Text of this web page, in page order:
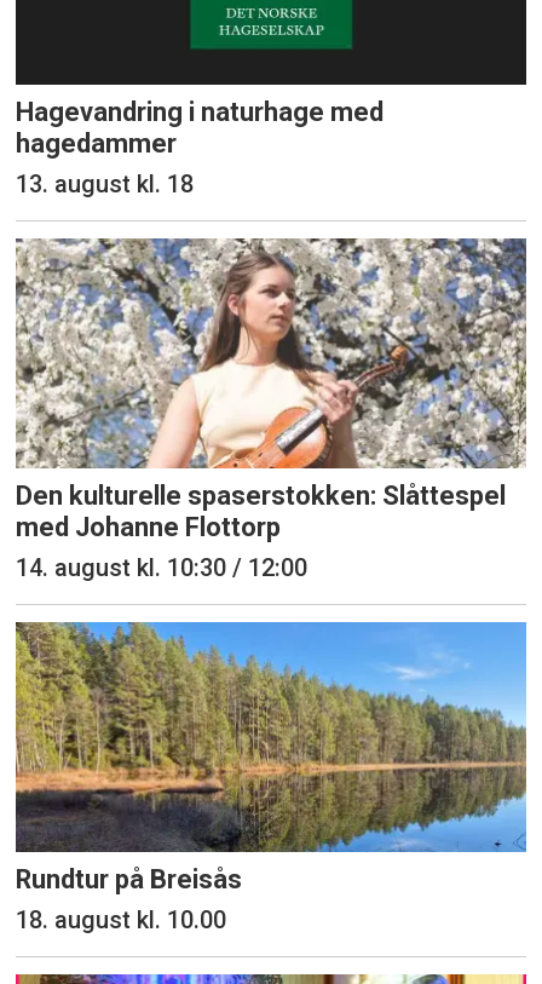
Hagevandring i naturhage med
hagedammer
13. august kl. 18
Den kulturelle spaserstokken: Slåttespel
med Johanne Flottorp
14. august kl. 10:30 / 12:00
Rundtur på Breisås
18. august kl. 10.00